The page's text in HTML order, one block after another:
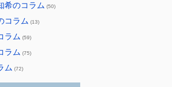
希のコラム (50)
コラム (13)
ラム (59)
ラム (75)
ム (72)